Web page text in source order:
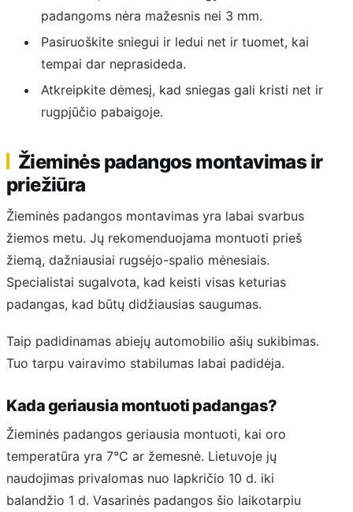
padangoms nėra mažesnis nei 3 mm.
Pasiruoškite sniegui ir ledui net ir tuomet, kai
tempai dar neprasideda.
Atkreipkite dėmesį, kad sniegas gali kristi net ir
rugpjūčio pabaigoje.
Žieminės padangos montavimas ir
priežiūra
Žieminės padangos montavimas yra labai svarbus
žiemos metu. Jų rekomenduojama montuoti prieš
žiemą, dažniausiai rugsėjo-spalio mėnesiais.
Specialistai sugalvota, kad keisti visas keturias
padangas, kad būtų didžiausias saugumas.
Taip padidinamas abiejų automobilio ašių sukibimas.
Tuo tarpu vairavimo stabilumas labai padidėja.
Kada geriausia montuoti padangas?
Žieminės padangos geriausia montuoti, kai oro
temperatūra yra 7°C ar žemesnė. Lietuvoje jų
naudojimas privalomas nuo lapkričio 10 d. iki
balandžio 1 d. Vasarinės padangos šio laikotarpiu